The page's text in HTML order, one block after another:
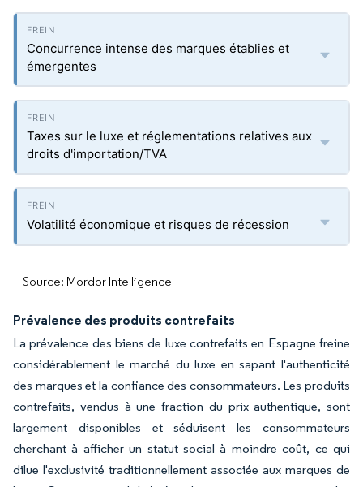
Concurrence intense des marques établies et
émergentes
Taxes sur le luxe et réglementations relatives aux
droits d'importation/TVA
Volatilité économique et risques de récession
Source: Mordor Intelligence
Prévalence des produits contrefaits
La prévalence des biens de luxe contrefaits en Espagne freine
considérablement le marché du luxe en sapant l'authenticité
des marques et la confiance des consommateurs. Les produits
contrefaits, vendus à une fraction du prix authentique, sont
largement disponibles et séduisent les consommateurs
cherchant à afficher un statut social à moindre coût, ce qui
dilue l'exclusivité traditionnellement associée aux marques de